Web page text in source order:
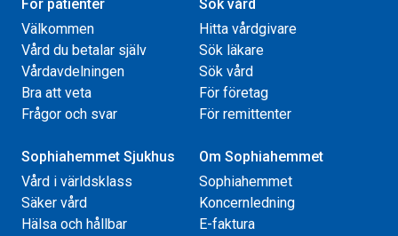
För patienter
Välkommen
Vård du betalar själv
Vårdavdelningen
Bra att veta
Frågor och svar
Sök vård
Hitta vårdgivare
Sök läkare
Sök vård
För företag
För remittenter
Sophiahemmet Sjukhus
Vård i världsklass
Säker vård
Hälsa och hållbar
Om Sophiahemmet
Sophiahemmet
Koncernledning
E-faktura